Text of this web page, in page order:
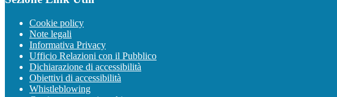
Cookie policy
Note legali
Informativa Privacy
Ufficio Relazioni con il Pubblico
Dichiarazione di accessibilità
Obiettivi di accessibilità
Whistleblowing